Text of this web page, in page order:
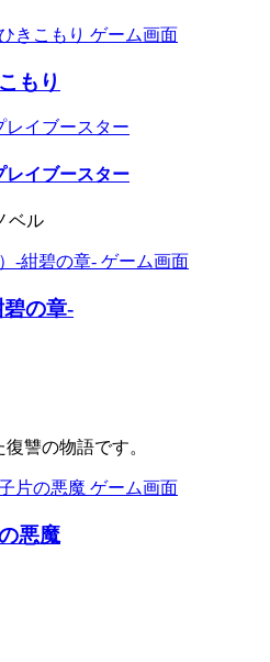
もり
レイブースター
レイブースター
ベル
の章-
讐の物語です。
悪魔